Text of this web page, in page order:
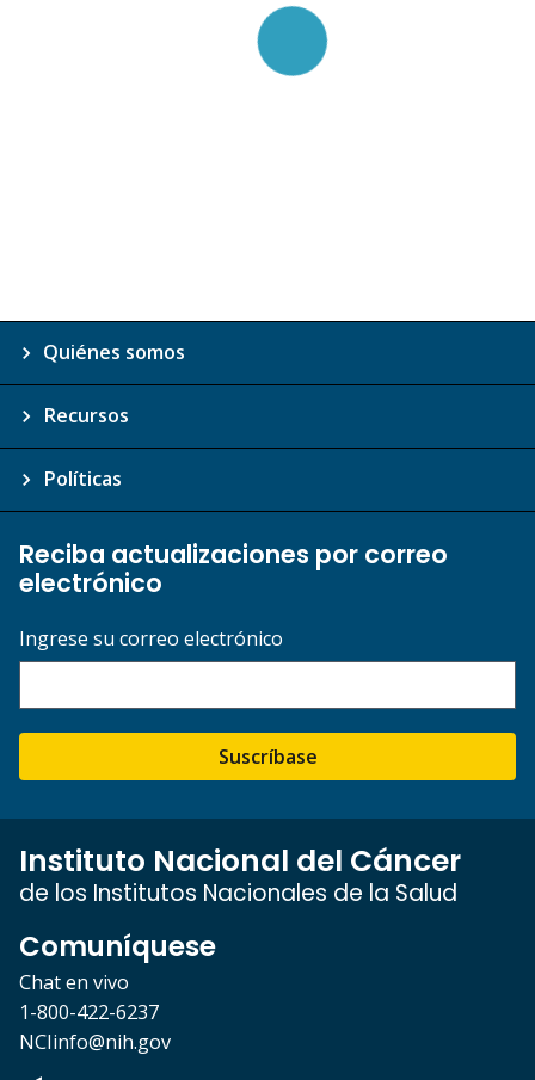
Quiénes somos
Recursos
Políticas
Reciba actualizaciones por correo
electrónico
Ingrese su correo electrónico
Suscríbase
Instituto Nacional del Cáncer
de los Institutos Nacionales de la Salud
Comuníquese
Chat en vivo
1-800-422-6237
NCIinfo@nih.gov